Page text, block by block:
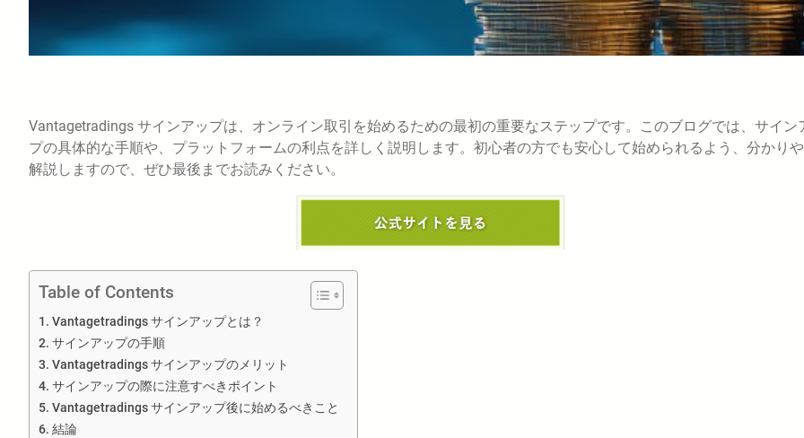
Vantagetradings サインアップは、オンライン取引を始めるための最初の重要なステップです。このブログでは、サイン
プの具体的な手順や、プラットフォームの利点を詳しく説明します。初心者の方でも安心して始められるよう、分かりや
解説しますので、ぜひ最後までお読みください。
Table of Contents
Vantagetradings サインアップとは？
サインアップの手順
Vantagetradings サインアップのメリット
サインアップの際に注意すべきポイント
Vantagetradings サインアップ後に始めるべきこと
結論